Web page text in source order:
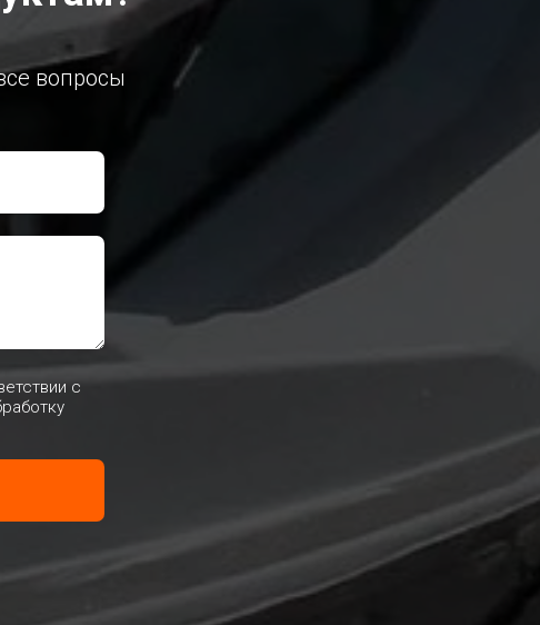
вопросы
с